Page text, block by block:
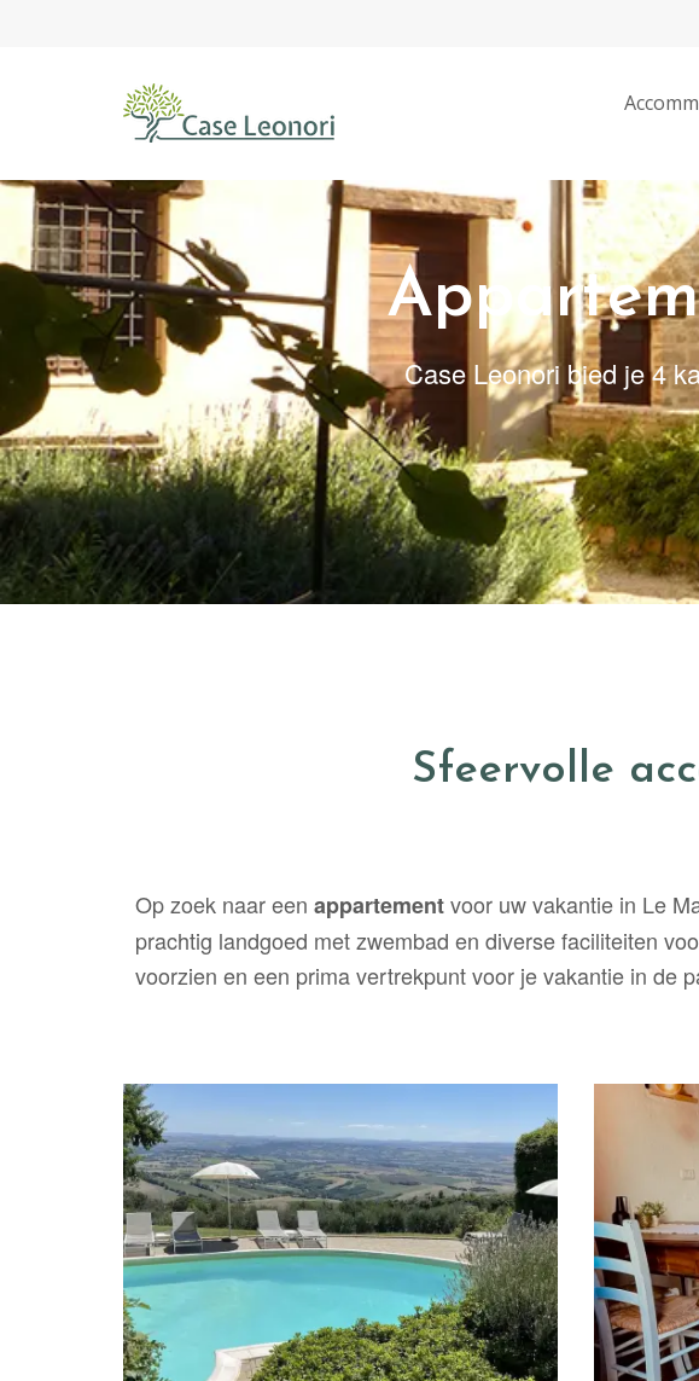
Case Leonori bied je 4
Sfeervolle
Op zoek naar een appartementvoor uw vakantie in Le
prachtig landgoed met zwembad en diverse faciliteiten
voorzien en een prima vertrekpunt voor je vakantie in de